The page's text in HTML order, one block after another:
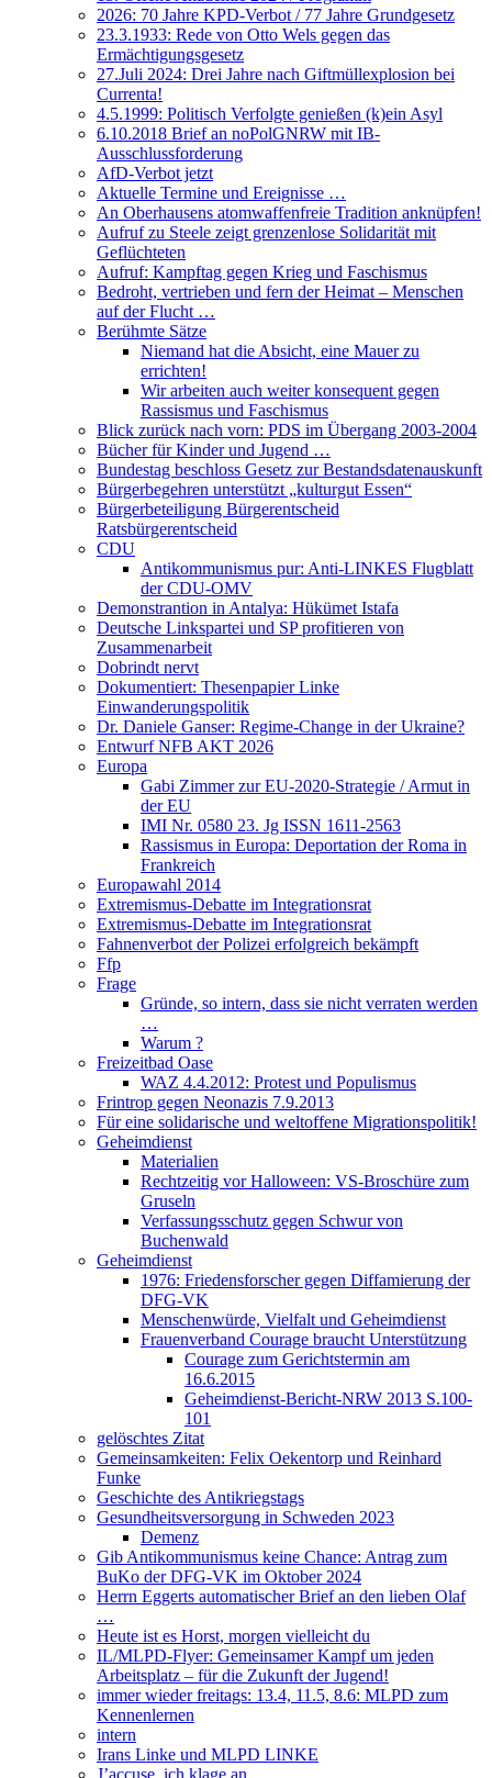
2026: 70 Jahre KPD-Verbot / 77 Jahre Grundgesetz
23.3.1933: Rede von Otto Wels gegen das
Ermächtigungsgesetz
27.Juli 2024: Drei Jahre nach Giftmüllexplosion bei
Currenta!
4.5.1999: Politisch Verfolgte genießen (k)ein Asyl
6.10.2018 Brief an noPolGNRW mit IB-
Ausschlussforderung
AfD-Verbot jetzt
Aktuelle Termine und Ereignisse …
An Oberhausens atomwaffenfreie Tradition anknüpfen!
Aufruf zu Steele zeigt grenzenlose Solidarität mit
Geflüchteten
Aufruf: Kampftag gegen Krieg und Faschismus
Bedroht, vertrieben und fern der Heimat – Menschen
auf der Flucht …
Berühmte Sätze
Niemand hat die Absicht, eine Mauer zu
errichten!
Wir arbeiten auch weiter konsequent gegen
Rassismus und Faschismus
Blick zurück nach vorn: PDS im Übergang 2003-2004
Bücher für Kinder und Jugend …
Bundestag beschloss Gesetz zur Bestandsdatenauskunft
Bürgerbegehren unterstützt „kulturgut Essen“
Bürgerbeteiligung Bürgerentscheid
Ratsbürgerentscheid
CDU
Antikommunismus pur: Anti-LINKES Flugblatt
der CDU-OMV
Demonstrantion in Antalya: Hükümet Istafa
Deutsche Linkspartei und SP profitieren von
Zusammenarbeit
Dobrindt nervt
Dokumentiert: Thesenpapier Linke
Einwanderungspolitik
Dr. Daniele Ganser: Regime-Change in der Ukraine?
Entwurf NFB AKT 2026
Europa
Gabi Zimmer zur EU-2020-Strategie / Armut in
der EU
IMI Nr. 0580 23. Jg ISSN 1611-2563
Rassismus in Europa: Deportation der Roma in
Frankreich
Europawahl 2014
Extremismus-Debatte im Integrationsrat
Extremismus-Debatte im Integrationsrat
Fahnenverbot der Polizei erfolgreich bekämpft
Ffp
Frage
Gründe, so intern, dass sie nicht verraten werden
…
Warum ?
Freizeitbad Oase
WAZ 4.4.2012: Protest und Populismus
Frintrop gegen Neonazis 7.9.2013
Für eine solidarische und weltoffene Migrationspolitik!
Geheimdienst
Materialien
Rechtzeitig vor Halloween: VS-Broschüre zum
Gruseln
Verfassungsschutz gegen Schwur von
Buchenwald
Geheimdienst
1976: Friedensforscher gegen Diffamierung der
DFG-VK
Menschenwürde, Vielfalt und Geheimdienst
Frauenverband Courage braucht Unterstützung
Courage zum Gerichtstermin am
16.6.2015
Geheimdienst-Bericht-NRW 2013 S.100-
101
gelöschtes Zitat
Gemeinsamkeiten: Felix Oekentorp und Reinhard
Funke
Geschichte des Antikriegstags
Gesundheitsversorgung in Schweden 2023
Demenz
Gib Antikommunismus keine Chance: Antrag zum
BuKo der DFG-VK im Oktober 2024
Herrn Eggerts automatischer Brief an den lieben Olaf
…
Heute ist es Horst, morgen vielleicht du
IL/MLPD-Flyer: Gemeinsamer Kampf um jeden
Arbeitsplatz – für die Zukunft der Jugend!
immer wieder freitags: 13.4, 11.5, 8.6: MLPD zum
Kennenlernen
intern
Irans Linke und MLPD LINKE
J’accuse, ich klage an